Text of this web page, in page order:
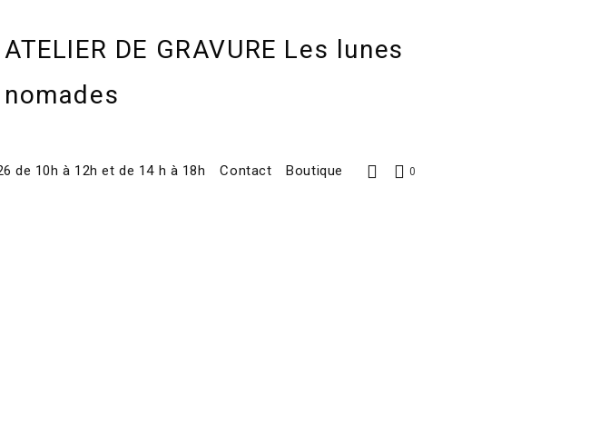
ATELIER DE GRAVURE Les lunes
nomades
de 10h à 12h et de 14 h à 18h Contact Boutique 0